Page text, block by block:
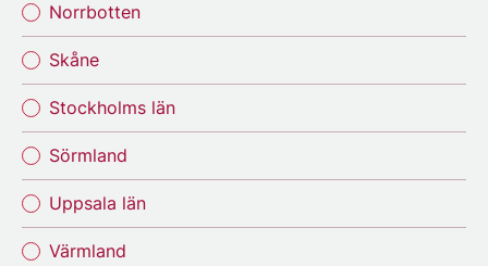
Norrbotten
Skåne
Stockholms län
Sörmland
Uppsala län
Värmland